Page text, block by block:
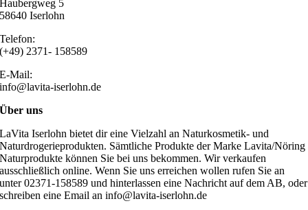
Haubergweg 5
58640 Iserlohn
Telefon:
(+49) 2371- 158589
E-Mail:
info@lavita-iserlohn.de
Über uns
LaVita Iserlohn bietet dir eine Vielzahl an Naturkosmetik- und
Naturdrogerieprodukten. Sämtliche Produkte der Marke Lavita/Nöring
Naturprodukte können Sie bei uns bekommen. Wir verkaufen
ausschließlich online. Wenn Sie uns erreichen wollen rufen Sie an
unter 02371-158589 und hinterlassen eine Nachricht auf dem AB, oder
schreiben eine Email an info@lavita-iserlohn.de